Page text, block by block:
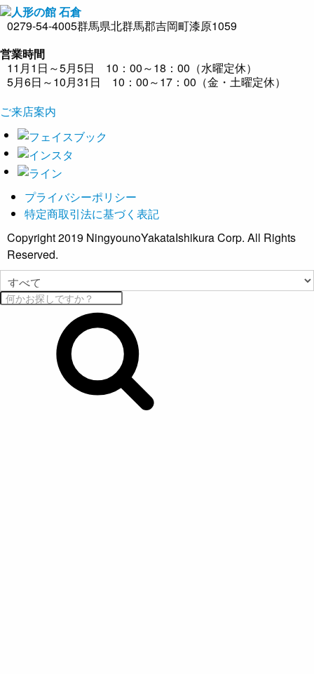
0279-54-4005群馬県北群馬郡吉岡町漆原1059
営業時間
11月1日～5月5日 10：00～18：00（水曜定休）
5月6日～10月31日 10：00～17：00（金・土曜定休）
ご来店案内
プライバシーポリシー
特定商取引法に基づく表記
Copyright 2019 NingyounoYakataIshikura Corp. All Rights
Reserved.